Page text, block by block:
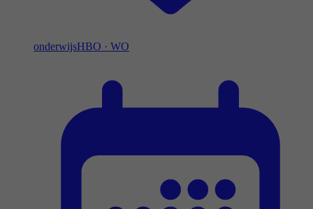
onderwijsHBO · WO